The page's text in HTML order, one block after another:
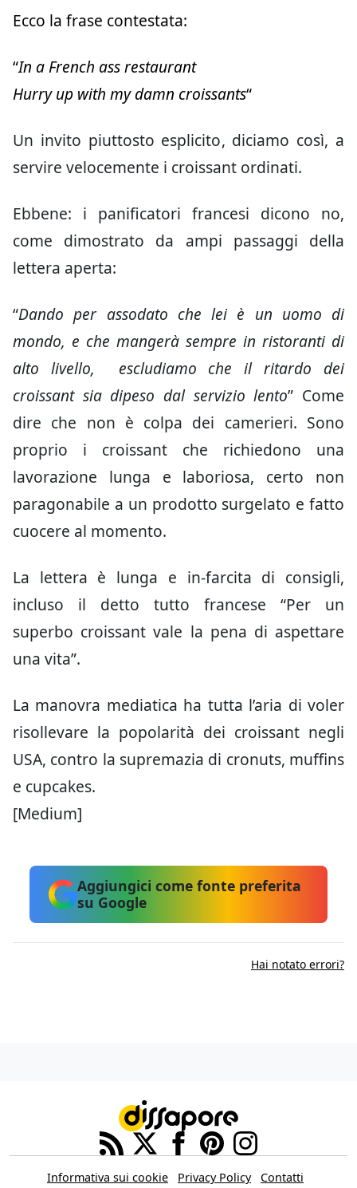
Ecco la frase contestata:
“In a French ass restaurant
Hurry up with my damn croissants“
Un invito piuttosto esplicito, diciamo così, a
servire velocemente i croissant ordinati.
Ebbene: i panificatori francesi dicono no,
come dimostrato da ampi passaggi della
lettera aperta:
“Dando per assodato che lei è un uomo di
mondo, e che mangerà sempre in ristoranti di
alto livello, escludiamo che il ritardo dei
croissant sia dipeso dal servizio lento” Come
dire che non è colpa dei camerieri. Sono
proprio i croissant che richiedono una
lavorazione lunga e laboriosa, certo non
paragonabile a un prodotto surgelato e fatto
cuocere al momento.
La lettera è lunga e in-farcita di consigli,
incluso il detto tutto francese “Per un
superbo croissant vale la pena di aspettare
una vita”.
La manovra mediatica ha tutta l’aria di voler
risollevare la popolarità dei croissant negli
USA, contro la supremazia di cronuts, muffins
e cupcakes.
[Medium]
Aggiungici come fonte preferita
su Google
Hai notato errori?
Informativa sui cookie Privacy Policy
Contatti